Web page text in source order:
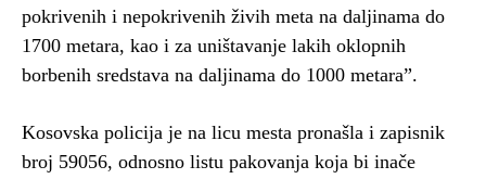
pokrivenih i nepokrivenih živih meta na daljinama do
1700 metara, kao i za uništavanje lakih oklopnih
borbenih sredstava na daljinama do 1000 metara”.
Kosovska policija je na licu mesta pronašla i zapisnik
broj 59056, odnosno listu pakovanja koja bi inače